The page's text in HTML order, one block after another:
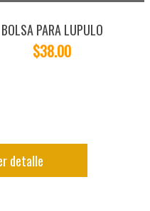
BOLSA PARA LUPULO
$38.00
detalle